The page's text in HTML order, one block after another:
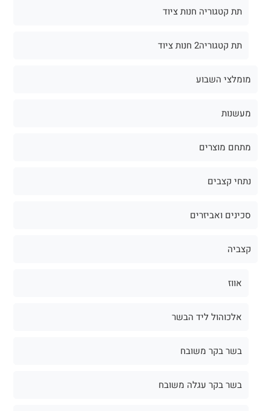
תת קטגוריה חנות ציוד
תת קטגוריה2 חנות ציוד
מומלצי השבוע
מעשנות
מתחם מוצרים
נתחי קצבים
סכינים ואביזרים
קצביה
אווז
אלכוהול ליד הבשר
בשר בקר משובח
בשר בקר עגלה משובח